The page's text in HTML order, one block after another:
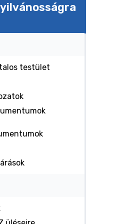
testület